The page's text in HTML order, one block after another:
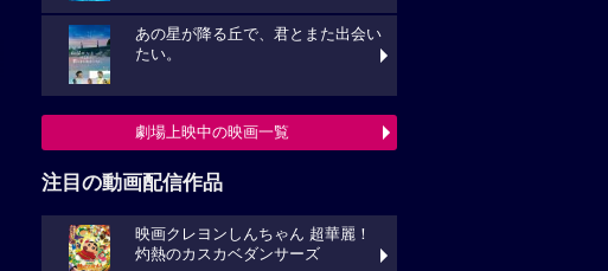
あの星が降る丘で、君とまた出会い
たい。
劇場上映中の映画一覧
注目の動画配信作品
映画クレヨンしんちゃん 超華麗！
灼熱のカスカベダンサーズ